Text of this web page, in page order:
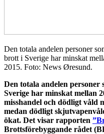
Den totala andelen personer
brott i Sverige har minskat
2015. Foto: News Øresund.
Den totala andelen
Sverige har minskat mellan
misshandel och dödligt
medan dödligt
ökat. Det visar rapporten
Brottsförebyggande rådet